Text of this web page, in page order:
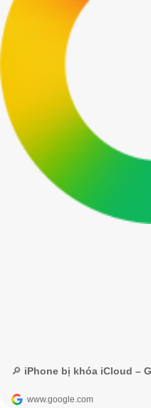
🔎 iPhone bị khóa iCloud –
www.google.com